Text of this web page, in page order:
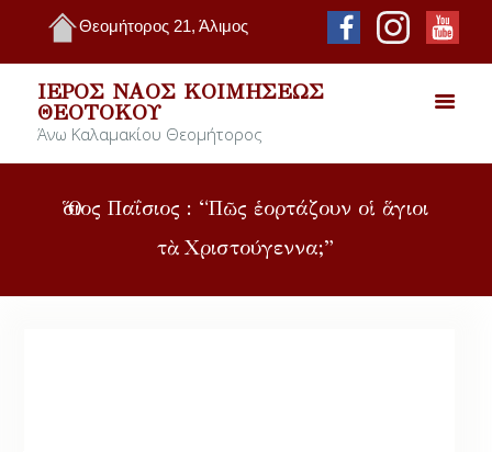
Θεομήτορος 21, Άλιμος
ΙΕΡΌΣ ΝΑΌΣ ΚΟΙΜΉΣΕΩΣ
ΘΕΟΤΌΚΟΥ
Άνω Καλαμακίου Θεομήτορος
Ὅσιος Παΐσιος : “Πῶς ἑορτάζουν οἱ ἅγιοι
τὰ Χριστούγεννα;”